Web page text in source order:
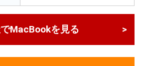
MacBookを見る